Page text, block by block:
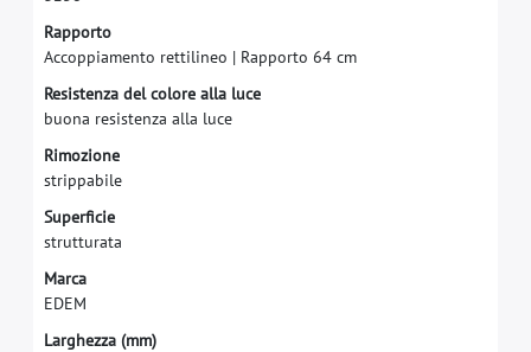
Rapporto
Accoppiamento rettilineo | Rapporto 64 cm
Resistenza del colore alla luce
buona resistenza alla luce
Rimozione
strippabile
Superfcie
strutturata
Marca
EDEM
Larghezza (mm)